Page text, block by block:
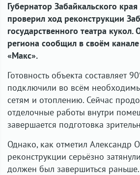
Губернатор Забайкальского
проверил ход реконструкции
государственного театра кукол.
региона сообщил в своём
«Макс».
Готовность объекта составляет
подключили во всём
сетям и отоплению. Сейчас
отделочные работы внутри
завершается подготовка
Однако, как отметил Александр
реконструкции серьёзно
должен был завершиться раньше.